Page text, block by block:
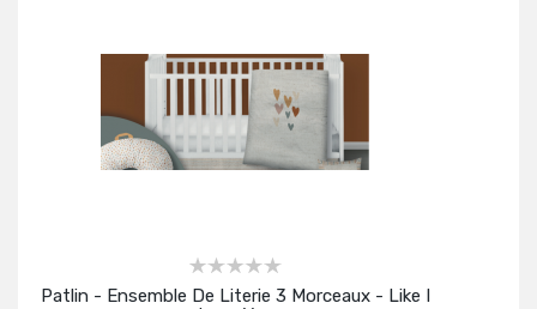
Patlin - Ensemble De Literie 3 Morceaux - Like I